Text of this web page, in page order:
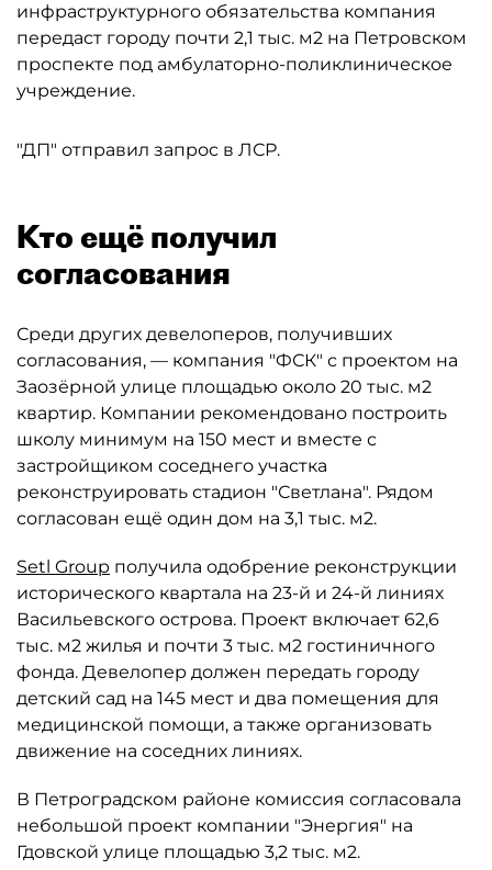
инфраструктурного обязательства компания
передаст городу почти 2,1 тыс. м2 на Петровском
проспекте под амбулаторно-поликлиническое
учреждение.
"ДП" отправил запрос в ЛСР.
Кто ещё получил
согласования
Среди других девелоперов, получивших
согласования, — компания "ФСК" с проектом на
Заозёрной улице площадью около 20 тыс. м2
квартир. Компании рекомендовано построить
школу минимум на 150 мест и вместе с
застройщиком соседнего участка
реконструировать стадион "Светлана". Рядом
согласован ещё один дом на 3,1 тыс. м2.
Setl Group получила одобрение реконструкции
исторического квартала на 23-й и 24-й линиях
Васильевского острова. Проект включает 62,6
тыс. м2 жилья и почти 3 тыс. м2 гостиничного
фонда. Девелопер должен передать городу
детский сад на 145 мест и два помещения для
медицинской помощи, а также организовать
движение на соседних линиях.
В Петроградском районе комиссия согласовала
небольшой проект компании "Энергия" на
Гдовской улице площадью 3,2 тыс. м2.